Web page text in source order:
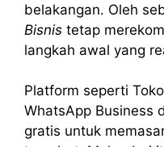
belakangan. Oleh
Bisnis tetap
langkah awal yang
Platform seperti
WhatsApp Business
gratis untuk